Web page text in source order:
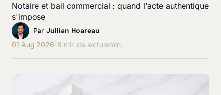
Notaire et bail commercial : quand l'acte authentique
s'impose
Par Jullian Hoareau
01 Aug 2026-8 min de lecturemin.